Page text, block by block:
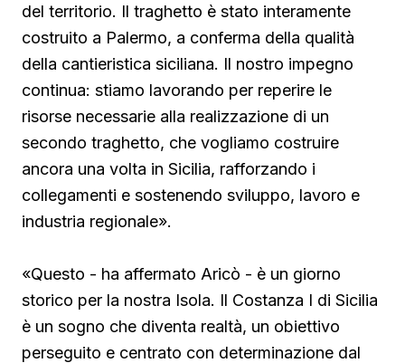
del territorio. Il traghetto è stato interamente
costruito a Palermo, a conferma della qualità
della cantieristica siciliana. Il nostro impegno
continua: stiamo lavorando per reperire le
risorse necessarie alla realizzazione di un
secondo traghetto, che vogliamo costruire
ancora una volta in Sicilia, rafforzando i
collegamenti e sostenendo sviluppo, lavoro e
industria regionale».
«Questo - ha affermato Aricò - è un giorno
storico per la nostra Isola. Il Costanza I di Sicilia
è un sogno che diventa realtà, un obiettivo
perseguito e centrato con determinazione dal